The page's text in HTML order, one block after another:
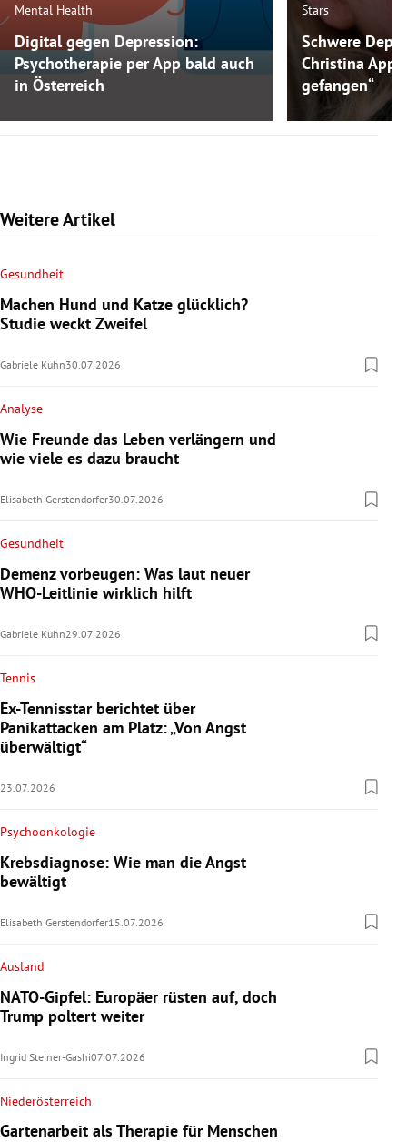
Mental Health
Digital gegen Depression:
Psychotherapie per App bald auch
in Österreich
Stars
Schwere
Christina
gefangen“
Weitere Artikel
Gesundheit
Machen Hund und Katze glücklich?
Studie weckt Zweifel
Gabriele Kuhn30.07.2026
Analyse
Wie Freunde das Leben verlängern und
wie viele es dazu braucht
Elisabeth Gerstendorfer30.07.2026
Gesundheit
Demenz vorbeugen: Was laut neuer
WHO-Leitlinie wirklich hilft
Gabriele Kuhn29.07.2026
Tennis
Ex-Tennisstar berichtet über
Panikattacken am Platz: „Von Angst
überwältigt“
23.07.2026
Psychoonkologie
Krebsdiagnose: Wie man die Angst
bewältigt
Elisabeth Gerstendorfer15.07.2026
Ausland
NATO-Gipfel: Europäer rüsten auf, doch
Trump poltert weiter
Ingrid Steiner-Gashi07.07.2026
Niederösterreich
Gartenarbeit als Therapie für Menschen